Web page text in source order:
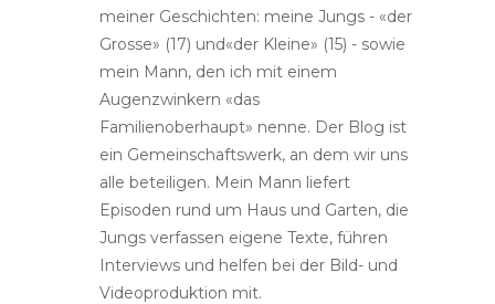
meiner Geschichten: meine Jungs - «der
Grosse» (17) und«der Kleine» (15) - sowie
mein Mann, den ich mit einem
Augenzwinkern «das
Familienoberhaupt» nenne. Der Blog ist
ein Gemeinschaftswerk, an dem wir uns
alle beteiligen. Mein Mann liefert
Episoden rund um Haus und Garten, die
Jungs verfassen eigene Texte, führen
Interviews und helfen bei der Bild- und
Videoproduktion mit.